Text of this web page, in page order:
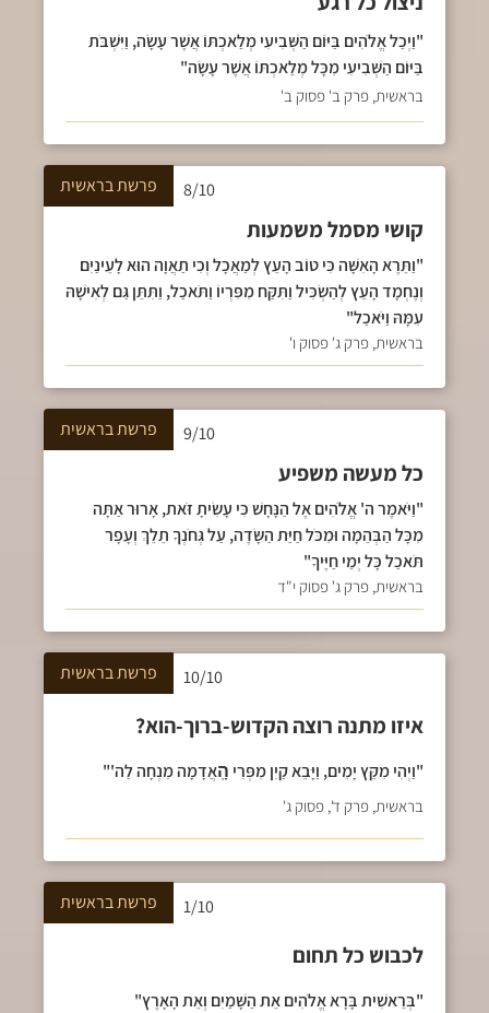
"וַיְכַל אֱלֹהִים בַּיּוֹם הַשְּׁבִיעִי מְלַאכְתּוֹ אֲשֶׁר עָשָׂה, וַיִּשְׁבֹּת
בַּיּוֹם הַשְּׁבִיעִי מִכָּל מְלַאכְתּוֹ אֲשֶׁר עָשָׂה"
בראשית, פרק ב' פסוק ב'
8/10 פרשתבראשית
קושי מסמל משמעות
"וַתֵּרֶא הָאִשָּׁה כִּי טוֹב הָעֵץ לְמַאֲכָל וְכִי תַאֲוָה הוּא לָעֵינַיִם
וְנֶחְמָד הָעֵץ לְהַשְׂכִּיל וַתִּקַּח מִפִּרְיוֹ וַתֹּאכַל, וַתִּתֵּן גַּם לְאִישָׁהּ
עִמָּהּ וַיֹּאכַל"
בראשית, פרק ג' פסוק ו'
9/10 פרשתבראשית
כל מעשה משפיע
"וַיֹּאמֶר ה' אֱלֹהִים אֶל הַנָּחָשׁ כִּי עָשִׂיתָ זֹּאת, אָרוּר אַתָּה
מִכָּל הַבְּהֵמָה וּמִכֹּל חַיַּת הַשָּׂדֶה, עַל גְּחֹנְךָ תֵלֵךְ וְעָפָר
תֹּאכַל כָּל יְמֵי חַיֶּיךָ"
בראשית, פרק ג' פסוק י"ד
10/10 פרשתבראשית
איזו מתנה רוצה הקדוש-ברוך-הוא?
"וַיְהִי מִקֵּץ יָמִים, וַיָּבֵא קַיִן מִפְּרִי הָֽאֲדָמָה מִנְחָה לַה'"
בראשית, פרק ד', פסוק ג'
1/10 פרשתבראשית
לכבוש כל תחום
"בְּרֵאשִׁית בָּרָא אֱלֹהִים אֵת הַשָּׁמַיִם וְאֵת הָאָרֶץ"